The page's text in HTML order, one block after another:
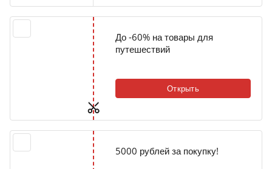
До -60% на товары для
путешествий
Открыть
5000 рублей за покупку!